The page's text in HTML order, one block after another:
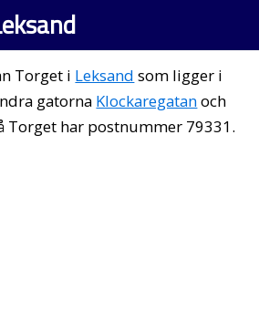
Torget i Leksand som ligger i
gatorna Klockaregatanoch
Torget har postnummer 79331.